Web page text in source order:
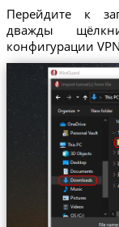
Перейдите к
дважды
конфигурации